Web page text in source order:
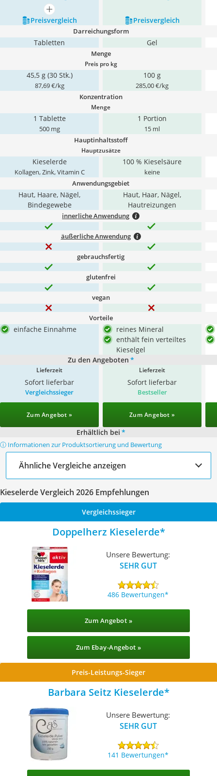
mehr anzeigen
Preis­vergleich
Preis­vergleich
Darreichungsform
Tabletten Gel
Menge
Preis pro kg
45,5 g (30 Stk.)
87,69 €/kg
100 g
285,00 €/kg
Konzentration
Menge
1 Tablette
500 mg
1 Portion
15 ml
Hauptinhaltsstoff
Hauptzusätze
Kieselerde
Kollagen, Zink, Vitamin C
100 % Kieselsäure
keine
Anwendungsgebiet
Haut, Haare, Nägel,
Bindegewebe
Haut, Haar, Nägel,
Hautreizungen
innerliche Anwendung
äußerliche Anwendung
gebrauchsfertig
glutenfrei
vegan
Vorteile
einfache Einnahme
reines Mineral
enthält fein verteiltes
Kieselgel
Zu den Angeboten *
Lieferzeit
Sofort lieferbar
Lieferzeit
Sofort lieferbar
Vergleichssieger
Zum Angebot »
Bestseller
Zum Angebot »
Erhältlich bei *
ⓘ Informationen zur Produktsortierung und Bewertung
Ähnliche Vergleiche anzeigen
Kieselerde Vergleich 2026 Empfehlungen
Vergleichssieger
Doppelherz Kieselerde
Unsere Bewertung:
SEHR GUT
486 Bewertungen
Zum Angebot »
Zum Ebay-Angebot »
Preis-Leistungs-Sieger
Barbara Seitz Kieselerde
Unsere Bewertung:
SEHR GUT
141 Bewertungen